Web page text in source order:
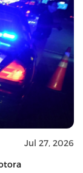
Jul 27, 2026